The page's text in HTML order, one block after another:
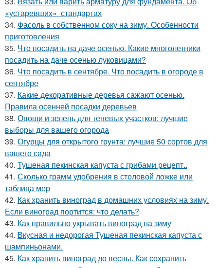
«устаревших» стандартах
34. Фасоль в собственном соку на зиму. Особенности
приготовления
35. Что посадить на даче осенью. Какие многолетники
посадить на даче осенью луковицами?
36. Что посадить в сентябре. Что посадить в огороде в
сентябре
37. Какие декоративные деревья сажают осенью.
Правила осенней посадки деревьев
38. Овощи и зелень для теневых участков: лучшие
выборы для вашего огорода
39. Огурцы для открытого грунта: лучшие 50 сортов для
вашего сада
40. Тушеная пекинская капуста с грибами рецепт..
41. Сколько грамм удобрения в столовой ложке или
таблица мер
42. Как хранить виноград в домашних условиях на зиму.
Если виноград портится: что делать?
43. Как правильно укрывать виноград на зиму
44. Вкусная и недорогая Тушеная пекинская капуста с
шампиньонами.
45. Как хранить виноград до весны. Как сохранить